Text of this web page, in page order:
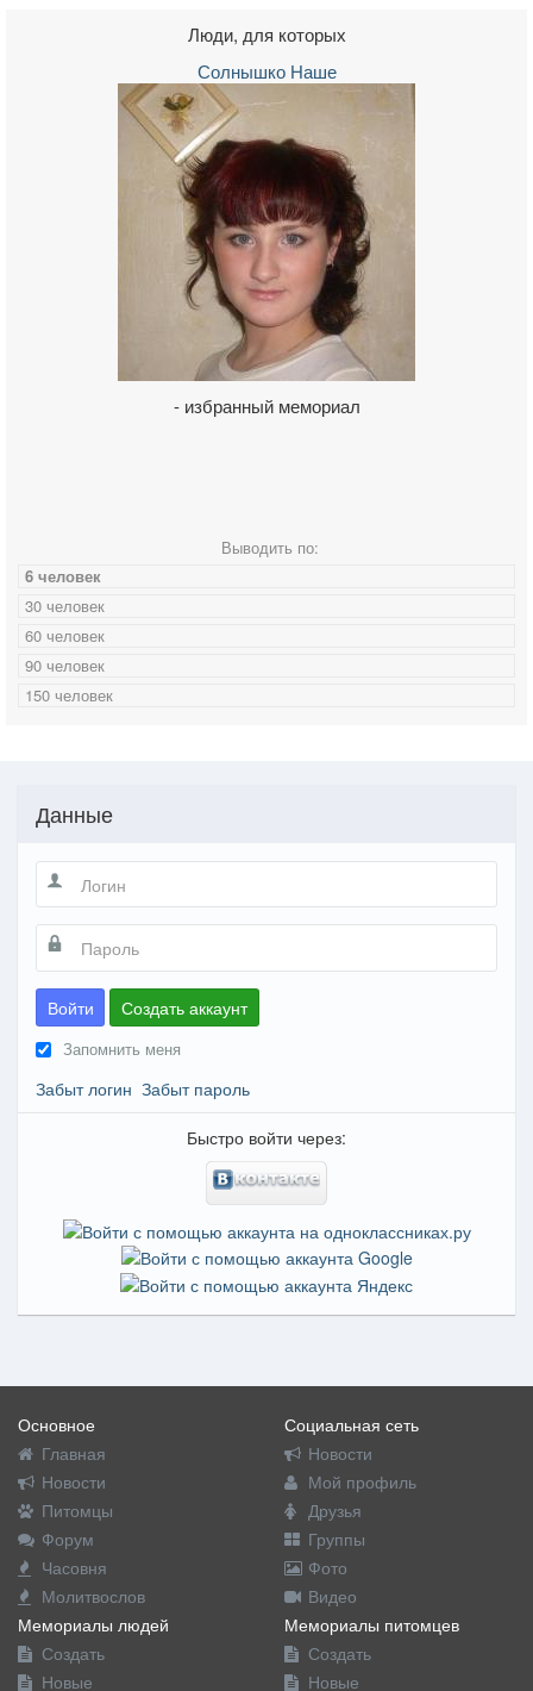
Люди, для которых
Солнышко Наше
- избранный мемориал
Выводить по:
6 человек
30 человек
60 человек
90 человек
150 человек
Данные
Войти Создать аккаунт
Запомнить меня
Забыт логин Забыт пароль
Быстро войти через:
Основное
Главная
Новости
Питомцы
Форум
Часовня
Молитвослов
Социальная сеть
Новости
Мой профиль
Друзья
Группы
Фото
Видео
Мемориалы людей
Создать
Новые
Мемориалы питомцев
Создать
Новые